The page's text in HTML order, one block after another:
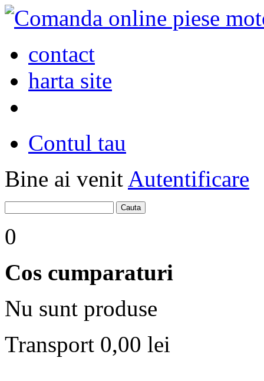
contact
harta site
Contul tau
Bine ai venit Autentificare
0
Cos cumparaturi
Nu sunt produse
Transport 0,00 lei